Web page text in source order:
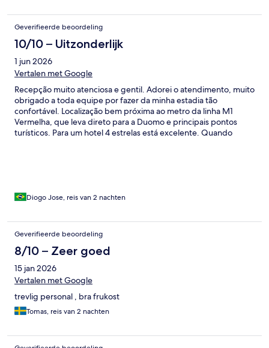
Geverifieerde beoordeling
10/10 – Uitzonderlijk
1 jun 2026
Vertalen met Google
Recepção muito atenciosa e gentil. Adorei o atendimento, muito
obrigado a toda equipe por fazer da minha estadia tão
confortável. Localização bem próxima ao metro da linha M1
Vermelha, que leva direto para a Duomo e principais pontos
turísticos. Para um hotel 4 estrelas está excelente. Quando
Diogo Jose, reis van 2 nachten
Geverifieerde beoordeling
8/10 – Zeer goed
15 jan 2026
Vertalen met Google
trevlig personal , bra frukost
Tomas, reis van 2 nachten